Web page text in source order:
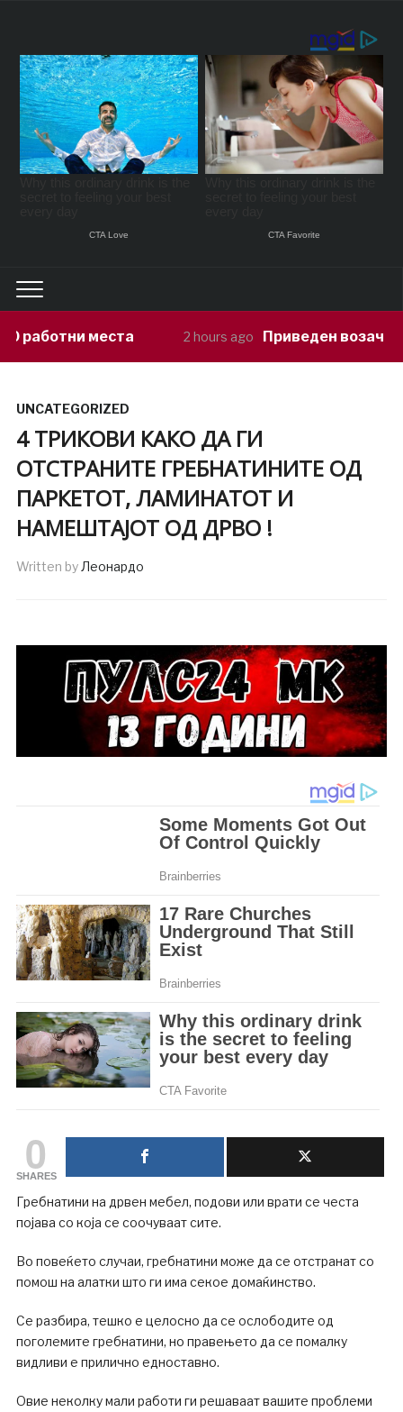
2 hours ago Приведен возач кој ја
UNCATEGORIZED
4 ТРИКОВИ КАКО ДА ГИ
ОТСТРАНИТЕ ГРЕБНАТИНИТЕ ОД
ПАРКЕТОТ, ЛАМИНАТОТ И
НАМЕШТАЈОТ ОД ДРВО !
Written byЛеонардо
0
SHARES
Гребнатини на дрвен мебел, подови или врати се честа
појава со која се соочуваат сите.
Во повеќето случаи, гребнатини може да се отстранат со
помош на алатки што ги има секое домаќинство.
Се разбира, тешко е целосно да се ослободите од
поголемите гребнатини, но правењето да се помалку
видливи е прилично едноставно.
Овие неколку мали работи ги решаваат вашите проблеми